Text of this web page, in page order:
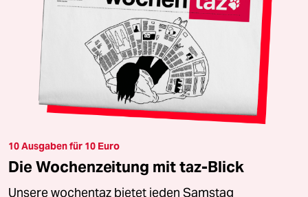
10 Ausgaben für 10 Euro
Die Wochenzeitung mit taz-Blick
Unsere wochentaz bietet jeden Samstag